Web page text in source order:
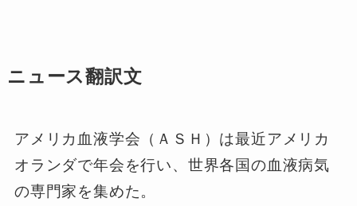
ニュース翻訳文
アメリカ血液学会（ＡＳＨ）は最近アメリカ
オランダで年会を行い、世界各国の血液病気
の専門家を集めた。